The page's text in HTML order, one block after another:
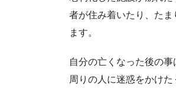
者が住み着いたり、た
ます。
自分の亡くなった後の事
周りの人に迷惑をかけ